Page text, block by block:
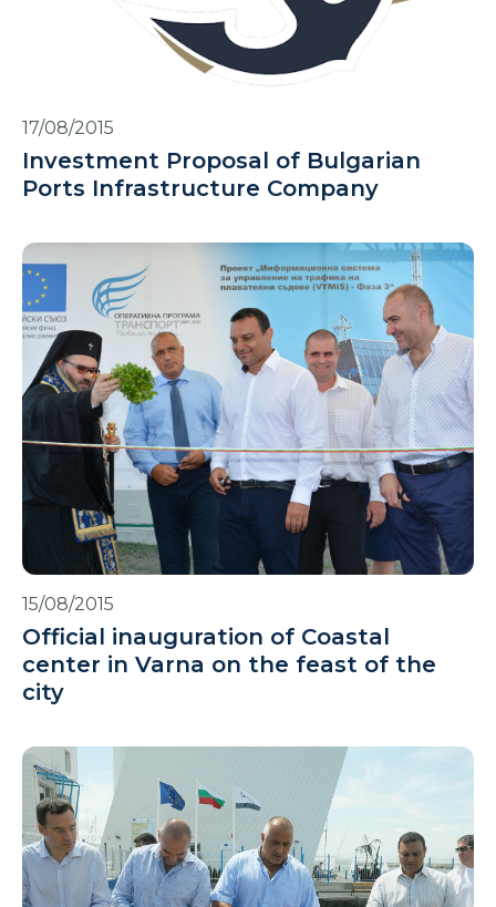
17/08/2015
Investment Proposal of Bulgarian
Ports Infrastructure Company
15/08/2015
Official inauguration of Coastal
center in Varna on the feast of the
city